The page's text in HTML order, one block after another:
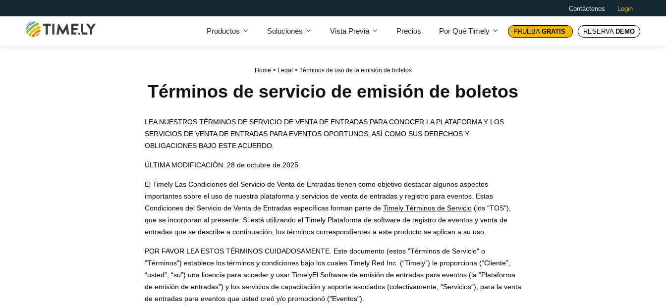
Contáctenos Login
Timely
Productos Soluciones Vista Previa Precios Por Qué Timely PRUEBA GRATIS RESERVA DEMO
Home > Legal > Términos de uso de la emisión de boletos
Términos de servicio de emisión de boletos
LEA NUESTROS TÉRMINOS DE SERVICIO DE VENTA DE ENTRADAS PARA CONOCER LA PLATAFORMA Y LOS
SERVICIOS DE VENTA DE ENTRADAS PARA EVENTOS OPORTUNOS, ASÍ COMO SUS DERECHOS Y
OBLIGACIONES BAJO ESTE ACUERDO.
ÚLTIMA MODIFICACIÓN: 28 de octubre de 2025
El Timely Las Condiciones del Servicio de Venta de Entradas tienen como objetivo destacar algunos aspectos
importantes sobre el uso de nuestra plataforma y servicios de venta de entradas y registro para eventos. Estas
Condiciones del Servicio de Venta de Entradas específicas forman parte de Timely Términos de Servicio (los "TOS"),
que se incorporan al presente. Si está utilizando el Timely Plataforma de software de registro de eventos y venta de
entradas que se describe a continuación, los términos correspondientes a este producto se aplican a su uso.
POR FAVOR LEA ESTOS TÉRMINOS CUIDADOSAMENTE. Este documento (estos "Términos de Servicio" o
"Términos") establece los términos y condiciones bajo los cuales Timely Red Inc. (“Timely”) le proporciona (“Cliente”,
“usted”, “su”) una licencia para acceder y usar TimelyEl Software de emisión de entradas para eventos (la "Plataforma
de emisión de entradas") y los servicios de capacitación y soporte asociados (colectivamente, "Servicios"), para la venta
de entradas para eventos que usted creó y/o promocionó ("Eventos").